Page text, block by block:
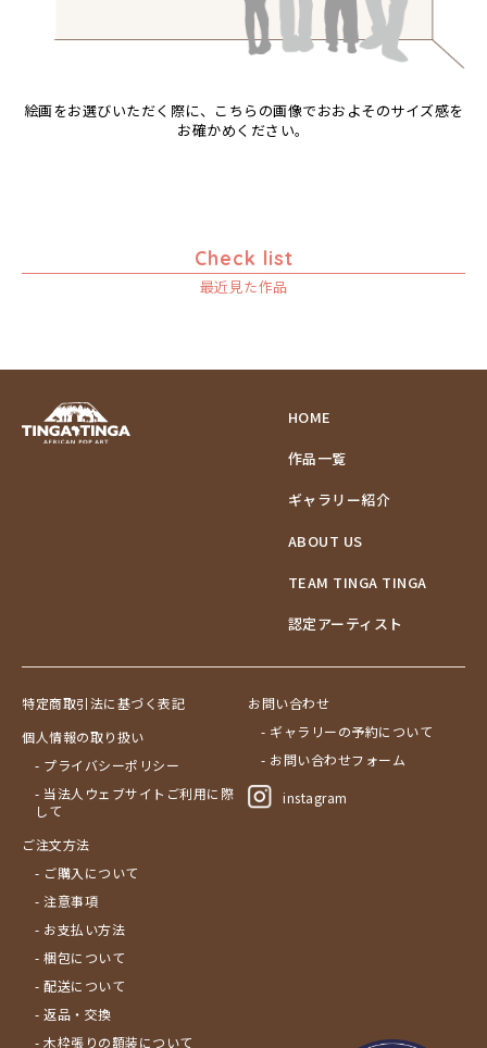
絵画をお選びいただく際に、こちらの画像でおおよそのサイズ感を
お確かめください。
Check list
最近見た作品
HOME
作品一覧
ギャラリー紹介
ABOUT US
TEAM TINGA TINGA
認定アーティスト
特定商取引法に基づく表記
個人情報の取り扱い
- プライバシーポリシー
- 当法人ウェブサイトご利用に際
して
ご注文方法
- ご購入について
- 注意事項
- お支払い方法
- 梱包について
- 配送について
- 返品・交換
- 木枠張りの額装について
お問い合わせ
- ギャラリーの予約について
- お問い合わせフォーム
instagram